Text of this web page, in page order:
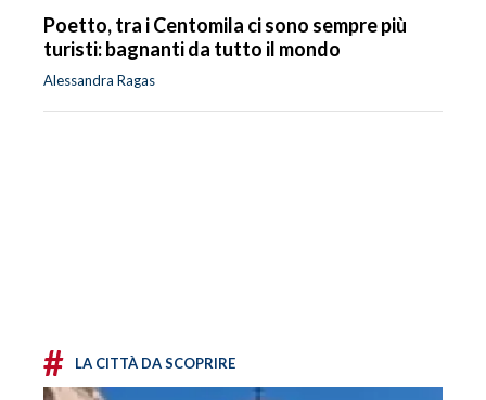
Poetto, tra i Centomila ci sono sempre più
turisti: bagnanti da tutto il mondo
Alessandra Ragas
# LA CITTÀ DA SCOPRIRE